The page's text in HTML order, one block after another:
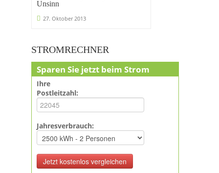
Unsinn
27. Oktober 2013
STROMRECHNER
Sparen Sie jetzt beim Strom
Ihre
Postleitzahl:
Jahresverbrauch: